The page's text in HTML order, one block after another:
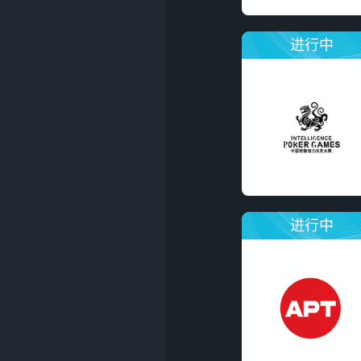
进行中
进行中